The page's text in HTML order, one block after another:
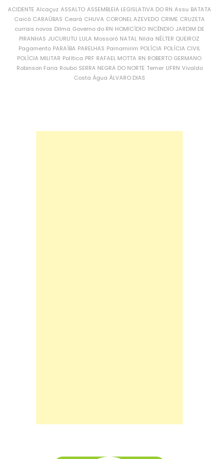
ACIDENTE Alcaçuz ASSALTO ASSEMBLEIA LEGISLATIVA DO RN Assu BATATA
Caicó CARAÚBAS Ceará CHUVA CORONEL AZEVEDO CRIME CRUZETA
currais novos Dilma Governo do RN HOMICÍDIO INCÊNDIO JARDIM DE
PIRANHAS JUCURUTU LULA Mossoró NATAL Nilda NÉLTER QUEIROZ
Pagamento PARAÍBA PARELHAS Parnamirim POLÍCIA POLÍCIA CIVIL
POLÍCIA MILITAR Política PRF RAFAEL MOTTA RN ROBERTO GERMANO
Robinson Faria Roubo SERRA NEGRA DO NORTE Temer UFRN Vivaldo
Costa Água ÁLVARO DIAS